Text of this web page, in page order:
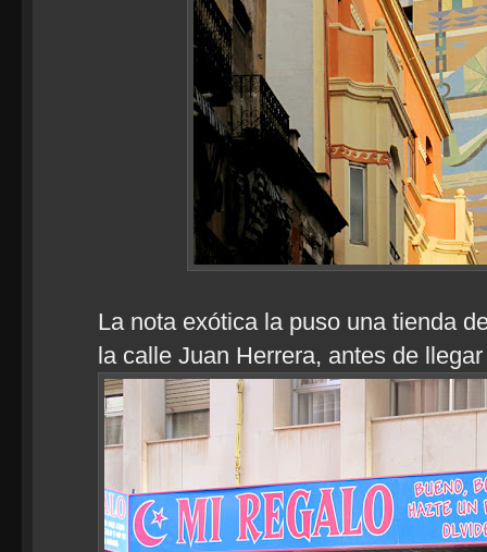
La nota exótica la puso una tienda
la calle Juan Herrera, antes de